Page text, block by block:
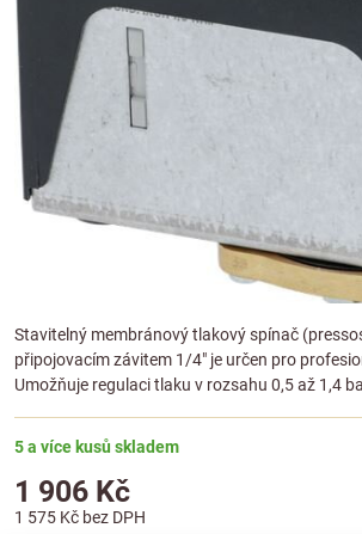
Stavitelný membránový tlakový spínač
připojovacím závitem 1/4" je určen pro
Umožňuje regulaci tlaku v rozsahu 0,5 až 1,4
5 a více kusů skladem
1 906 Kč
1 575 Kč bez DPH